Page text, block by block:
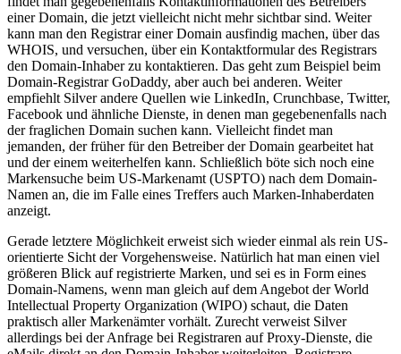
einer Domain, die jetzt vielleicht nicht mehr sichtbar sind. Weiter
kann man den Registrar einer Domain ausfindig machen, über das
WHOIS, und versuchen, über ein Kontaktformular des Registrars
den Domain-Inhaber zu kontaktieren. Das geht zum Beispiel beim
Domain-Registrar GoDaddy, aber auch bei anderen. Weiter
empfiehlt Silver andere Quellen wie LinkedIn, Crunchbase, Twitter,
Facebook und ähnliche Dienste, in denen man gegebenenfalls nach
der fraglichen Domain suchen kann. Vielleicht findet man
jemanden, der früher für den Betreiber der Domain gearbeitet hat
und der einem weiterhelfen kann. Schließlich böte sich noch eine
Markensuche beim US-Markenamt (USPTO) nach dem Domain-
Namen an, die im Falle eines Treffers auch Marken-Inhaberdaten
anzeigt.
Gerade letztere Möglichkeit erweist sich wieder einmal als rein US-
orientierte Sicht der Vorgehensweise. Natürlich hat man einen viel
größeren Blick auf registrierte Marken, und sei es in Form eines
Domain-Namens, wenn man gleich auf dem Angebot der World
Intellectual Property Organization (WIPO) schaut, die Daten
praktisch aller Markenämter vorhält. Zurecht verweist Silver
allerdings bei der Anfrage bei Registraren auf Proxy-Dienste, die